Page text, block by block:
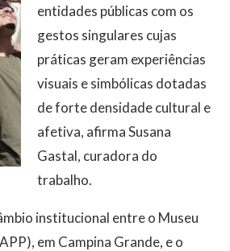
entidades públicas com os
gestos singulares cujas
práticas geram experiências
visuais e simbólicas dotadas
de forte densidade cultural e
afetiva, afirma Susana
Gastal, curadora do
trabalho.
institucional entre o Museu
em Campina Grande, e o